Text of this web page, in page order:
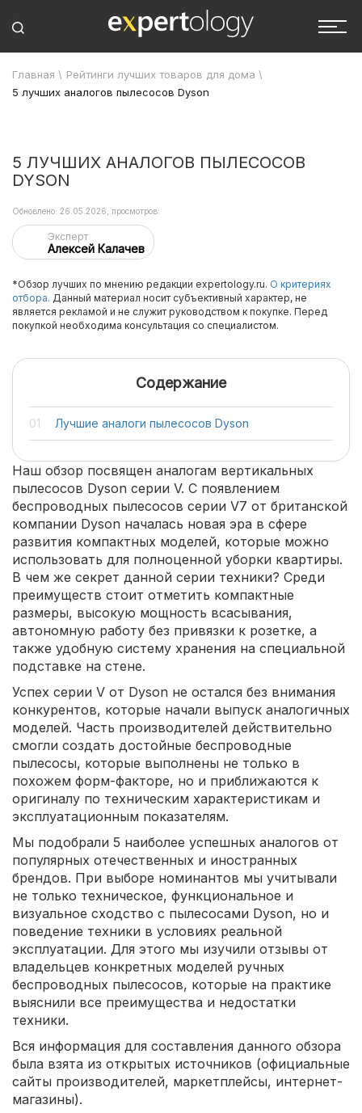
Главная \ Рейтинги лучших товаров для дома \
5 лучших аналогов пылесосов Dyson
5 ЛУЧШИХ АНАЛОГОВ ПЫЛЕСОСОВ
DYSON
Эксперт
Алексей Калачев
Обновлено: 26.05.2026, просмотров:
*Обзор лучших по мнению редакции expertology.ru. О критериях
отбора. Данный материал носит субъективный характер, не
является рекламой и не служит руководством к покупке. Перед
покупкой необходима консультация со специалистом.
Содержание
Лучшие аналоги пылесосов Dyson
Наш обзор посвящен аналогам вертикальных
пылесосов Dyson серии V. С появлением
беспроводных пылесосов серии V7 от британской
компании Dyson началась новая эра в сфере
развития компактных моделей, которые можно
использовать для полноценной уборки квартиры.
В чем же секрет данной серии техники? Среди
преимуществ стоит отметить компактные
размеры, высокую мощность всасывания,
автономную работу без привязки к розетке, а
также удобную систему хранения на специальной
подставке на стене.
Успех серии V от Dyson не остался без внимания
конкурентов, которые начали выпуск аналогичных
моделей. Часть производителей действительно
смогли создать достойные беспроводные
пылесосы, которые выполнены не только в
похожем форм-факторе, но и приближаются к
оригиналу по техническим характеристикам и
эксплуатационным показателям.
Мы подобрали 5 наиболее успешных аналогов от
популярных отечественных и иностранных
брендов. При выборе номинантов мы учитывали
не только техническое, функциональное и
визуальное сходство с пылесосами Dyson, но и
поведение техники в условиях реальной
эксплуатации. Для этого мы изучили отзывы от
владельцев конкретных моделей ручных
беспроводных пылесосов, которые на практике
выяснили все преимущества и недостатки
техники.
Вся информация для составления данного обзора
была взята из открытых источников (официальные
сайты производителей, маркетплейсы, интернет-
магазины).